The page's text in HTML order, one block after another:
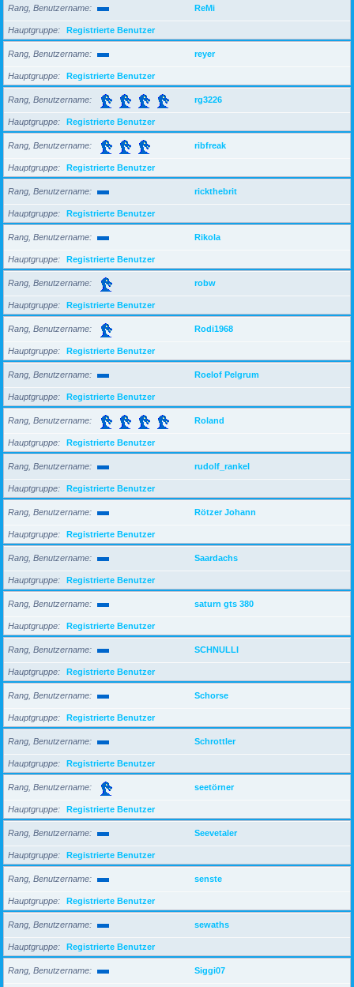
Rang, Benutzername ReMi
Hauptgruppe Registrierte Benutzer
Rang, Benutzername reyer
Hauptgruppe Registrierte Benutzer
Rang, Benutzername rg3226
Hauptgruppe Registrierte Benutzer
Rang, Benutzername ribfreak
Hauptgruppe Registrierte Benutzer
Rang, Benutzername rickthebrit
Hauptgruppe Registrierte Benutzer
Rang, Benutzername Rikola
Hauptgruppe Registrierte Benutzer
Rang, Benutzername robw
Hauptgruppe Registrierte Benutzer
Rang, Benutzername Rodi1968
Hauptgruppe Registrierte Benutzer
Rang, Benutzername Roelof Pelgrum
Hauptgruppe Registrierte Benutzer
Rang, Benutzername Roland
Hauptgruppe Registrierte Benutzer
Rang, Benutzername rudolf_rankel
Hauptgruppe Registrierte Benutzer
Rang, Benutzername Rötzer Johann
Hauptgruppe Registrierte Benutzer
Rang, Benutzername Saardachs
Hauptgruppe Registrierte Benutzer
Rang, Benutzername saturn gts 380
Hauptgruppe Registrierte Benutzer
Rang, Benutzername SCHNULLI
Hauptgruppe Registrierte Benutzer
Rang, Benutzername Schorse
Hauptgruppe Registrierte Benutzer
Rang, Benutzername Schrottler
Hauptgruppe Registrierte Benutzer
Rang, Benutzername seetörner
Hauptgruppe Registrierte Benutzer
Rang, Benutzername Seevetaler
Hauptgruppe Registrierte Benutzer
Rang, Benutzername senste
Hauptgruppe Registrierte Benutzer
Rang, Benutzername sewaths
Hauptgruppe Registrierte Benutzer
Rang, Benutzername Siggi07